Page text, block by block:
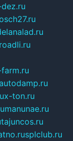
roadli.ru
autodamp.ru
x-ton.ru
manunae.ru
tajuncos.ru
splclub.ru